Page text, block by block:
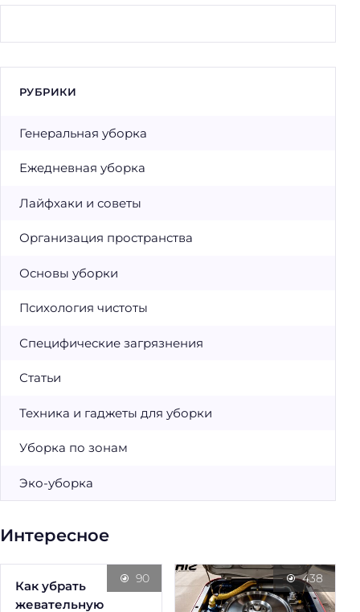
РУБРИКИ
Генеральная уборка
Ежедневная уборка
Лайфхаки и советы
Организация пространства
Основы уборки
Психология чистоты
Специфические загрязнения
Статьи
Техника и гаджеты для уборки
Уборка по зонам
Эко-уборка
Интересное
Как убрать
жевательную
90 438